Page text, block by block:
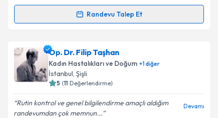
Metni'ni okudum ve kişisel verilerimin belirtilen
kapsamda işlenmesini kabul ediyorum.
Randevu Talep Et
Randevu Takvimi Talebi
Op. Dr. Günseli Dura Özdemir
talebi oluşturun. Size bu uzmandan randevu almanız
için bir takvim hazırlandığında e-posta ile
bilgilendireceğiz.
E-posta Adresiniz
Op. Dr. Filip Taşhan
Kadın Hastalıkları ve Doğum +1diğer
İstanbul, Şişli
5 (11 Değerlendirme)
Rutin kontrol ve genel bilgilendirme amaçlı aldığım
randevumdan çok memnun...
Devamı